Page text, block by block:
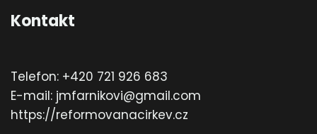
Kontakt
Telefon: +420 721 926 683
E-mail: jmfarnikovi@gmail.com
https://reformovanacirkev.cz